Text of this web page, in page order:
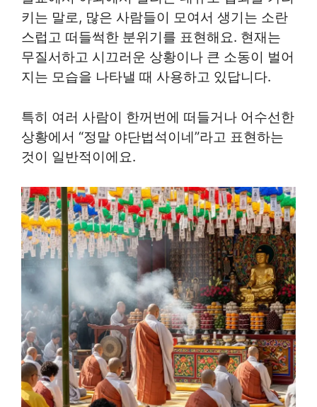
키는 말로, 많은 사람들이 모여서 생기는 소란
스럽고 떠들썩한 분위기를 표현해요. 현재는
무질서하고 시끄러운 상황이나 큰 소동이 벌어
지는 모습을 나타낼 때 사용하고 있답니다.
특히 여러 사람이 한꺼번에 떠들거나 어수선한
상황에서 “정말 야단법석이네”라고 표현하는
것이 일반적이에요.